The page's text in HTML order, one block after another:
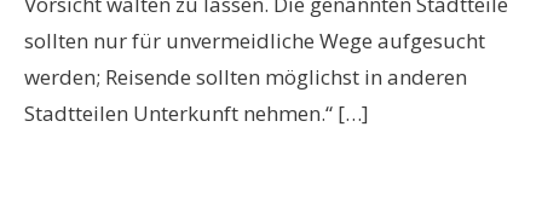
sollten nur für unvermeidliche Wege aufgesucht
werden; Reisende sollten möglichst in anderen
Stadtteilen Unterkunft nehmen.“ […]